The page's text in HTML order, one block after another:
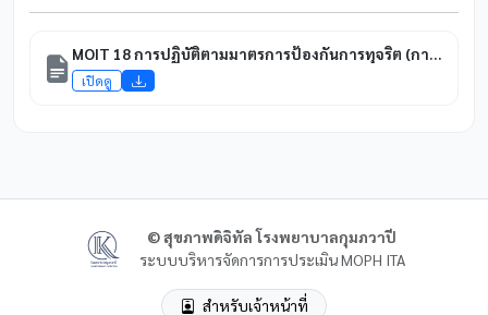
MOIT 18 การปฏิบัติตามมาตรการป้องกันการทุจริต (การควบคุมความเสี่ยงการทุจริต)
เปิดดู
© สุขภาพดิจิทัล โรงพยาบาลกุมภวาปี
ระบบบริหารจัดการการประเมิน MOPH ITA
สำหรับเจ้าหน้าที่